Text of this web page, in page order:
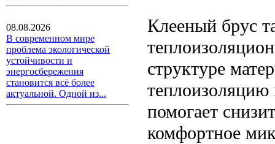
08.08.2026
В современном мире
проблема экологической
устойчивости и
энергосбережения
становится всё более
актуальной. Одной из...
Клееный брус
структуре
теплоизоляцию
помогает
комфортное